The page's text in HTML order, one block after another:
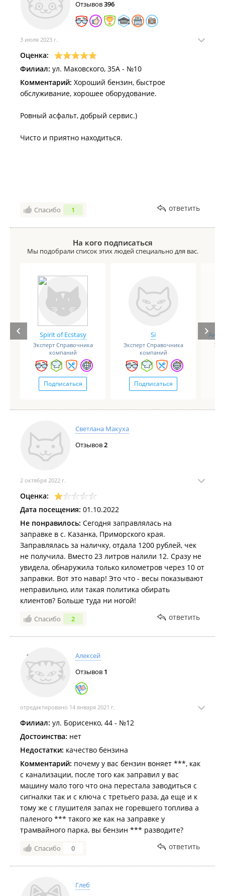
произведена, то как говориться и все. Результат -
деньги отданы, бензина нет, чек получен, т.е.
обманул азс. Деньги дал, а сам не заправился - вина
моя. Заправляйтесь на бензо - самые хорошие
заправки в мире.
Отзывов396
3 июля 2023 г.
Оценка:
Филиал: ул. Маковского, 35А - №10
Комментарий: Хороший бензин, быстрое
обслуживание, хорошее оборудование.
Ровный асфальт, добрый сервис.)
Чисто и приятно находиться.
Спасибо 1 ответить
На кого подписаться
Мы подобрали список этих людей специально для вас.
Spirit of Ecstasy
Эксперт Справочника
компаний
Подписаться
Si
Эксперт Справочника
компаний
Подписаться
Светлана Макуха
Отзывов2
2 октября 2022 г.
Оценка:
Дата посещения: 01.10.2022
Не понравилось: Сегодня заправлялась на
заправке в с. Казанка, Приморского края.
Заправлялась за наличку, отдала 1200 рублей, чек
не получила. Вместо 23 литров налили 12. Сразу не
увидела, обнаружила только километров через 10 от
заправки. Вот это навар! Это что - весы показывают
неправильно, или такая политика обирать
клиентов? Больше туда ни ногой!
Спасибо 2 ответить
Алексей
Отзывов 1
отредактировано 14 января 2021 г.
Филиал: ул. Борисенко, 44 - №12
Достоинства: нет
Недостатки: качество бензина
Комментарий: почему у вас бензин воняет ***, как
с канализации, после того как заправил у вас
машину мало того что она перестала заводиться с
сигналки так и с ключа с третьего раза, да еще и к
тому же с глушителя запах не горевшего топлива а
паленого *** такого же как на заправке у
трамвайного парка, вы бензин *** разводите?
Спасибо 0 ответить
Глеб